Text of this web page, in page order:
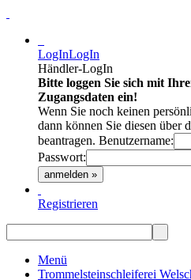
LogInLogIn
Händler-LogIn
Bitte loggen Sie sich mit
Zugangsdaten ein!
Wenn Sie noch keinen
dann können Sie diesen über
beantragen. Benutzername:
Passwort:
anmelden »
Registrieren
Menü
Trommelsteinschleiferei